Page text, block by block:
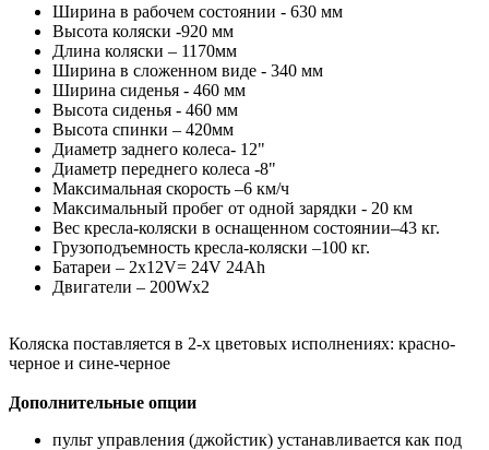
Ширина в рабочем состоянии - 630 мм
Высота коляски -920 мм
Длина коляски – 1170мм
Ширина в сложенном виде - 340 мм
Ширина сиденья - 460 мм
Высота сиденья - 460 мм
Высота спинки – 420мм
Диаметр заднего колеса- 12"
Диаметр переднего колеса -8"
Максимальная скорость –6 км/ч
Mаксимальный пробег от одной зарядки - 20 км
Вес кресла-коляски в оснащенном состоянии–43 кг.
Грузоподъемность кресла-коляски –100 кг.
Батареи – 2х12V= 24V 24Ah
Двигатели – 200Wх2
Коляска поставляется в 2-х цветовых исполнениях: красно-
черное и сине-черное
Дополнительные опции
пульт управления (джойстик) устанавливается как под